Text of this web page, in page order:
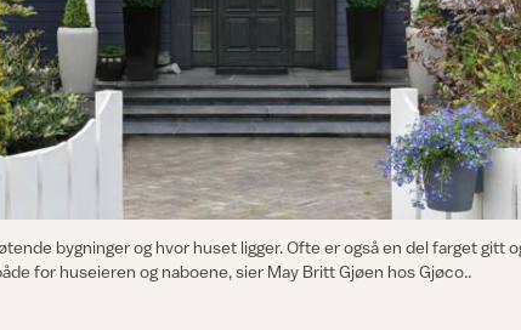
bygninger og hvor huset ligger. Ofte er også en del farget gitt
for huseieren og naboene, sier May Britt Gjøen hos Gjøco..